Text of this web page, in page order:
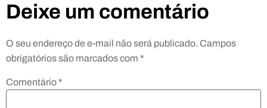
Deixe um comentário
O seu endereço de e-mail não será publicado. Campos
obrigatórios são marcados com *
Comentário *